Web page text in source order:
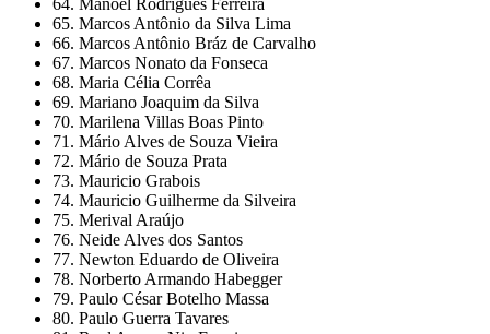
64. Manoel Rodrigues Ferreira
65. Marcos Antônio da Silva Lima
66. Marcos Antônio Bráz de Carvalho
67. Marcos Nonato da Fonseca
68. Maria Célia Corrêa
69. Mariano Joaquim da Silva
70. Marilena Villas Boas Pinto
71. Mário Alves de Souza Vieira
72. Mário de Souza Prata
73. Mauricio Grabois
74. Mauricio Guilherme da Silveira
75. Merival Araújo
76. Neide Alves dos Santos
77. Newton Eduardo de Oliveira
78. Norberto Armando Habegger
79. Paulo César Botelho Massa
80. Paulo Guerra Tavares